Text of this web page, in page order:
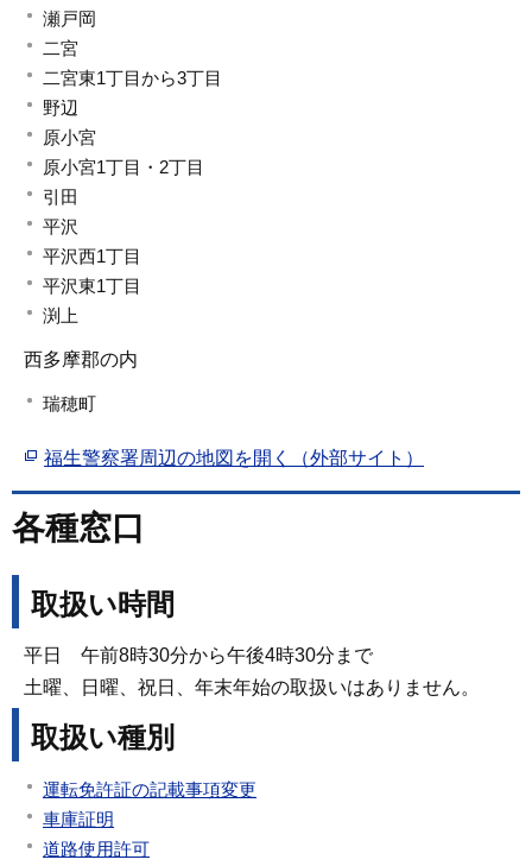
瀬戸岡
二宮
二宮東1丁目から3丁目
野辺
原小宮
原小宮1丁目・2丁目
引田
平沢
平沢西1丁目
平沢東1丁目
渕上
西多摩郡の内
瑞穂町
福生警察署周辺の地図を開く（外部サイト）
各種窓口
取扱い時間
平日 午前8時30分から午後4時30分まで
土曜、日曜、祝日、年末年始の取扱いはありません。
取扱い種別
運転免許証の記載事項変更
車庫証明
道路使用許可